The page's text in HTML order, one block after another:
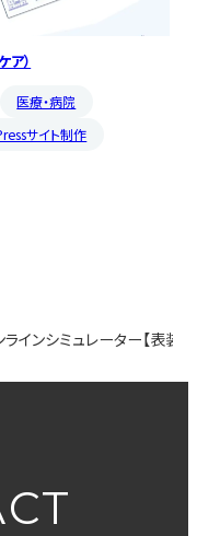
）
医療・病院
サイト制作
インシミュレーター【表装裂